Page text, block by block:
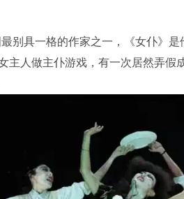
别具一格的作家之一，《女仆》
主人做主仆游戏，有一次居然弄假